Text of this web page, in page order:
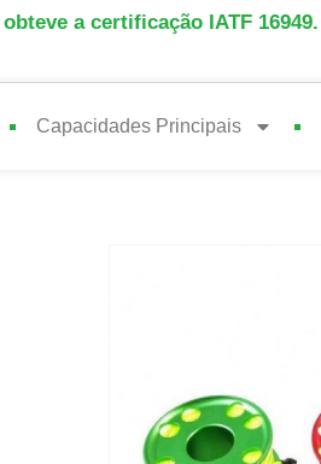
a certificação IATF 16949.
Capacidades Principais